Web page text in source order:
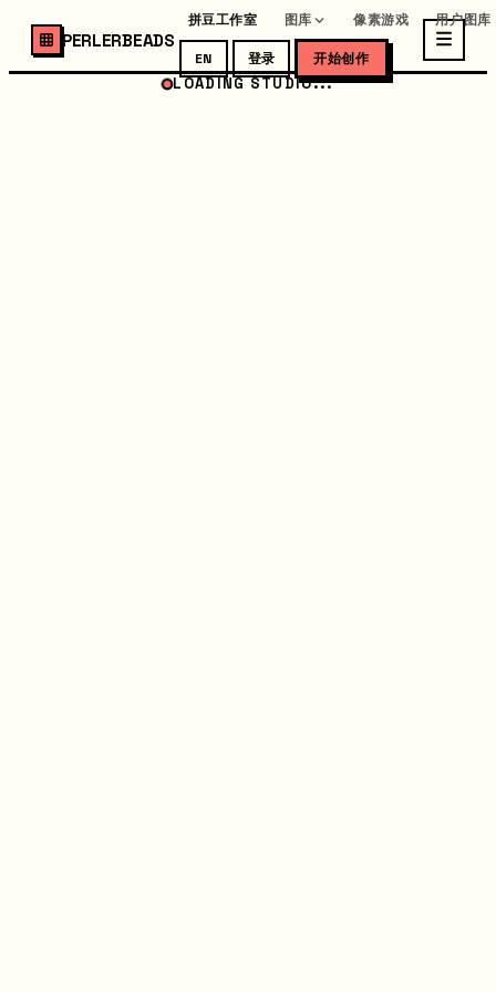
PERLERBEADS
拼豆工作室 图库 像素游戏 用户图库
EN 登录 开始创作
LOADING STUDIO...